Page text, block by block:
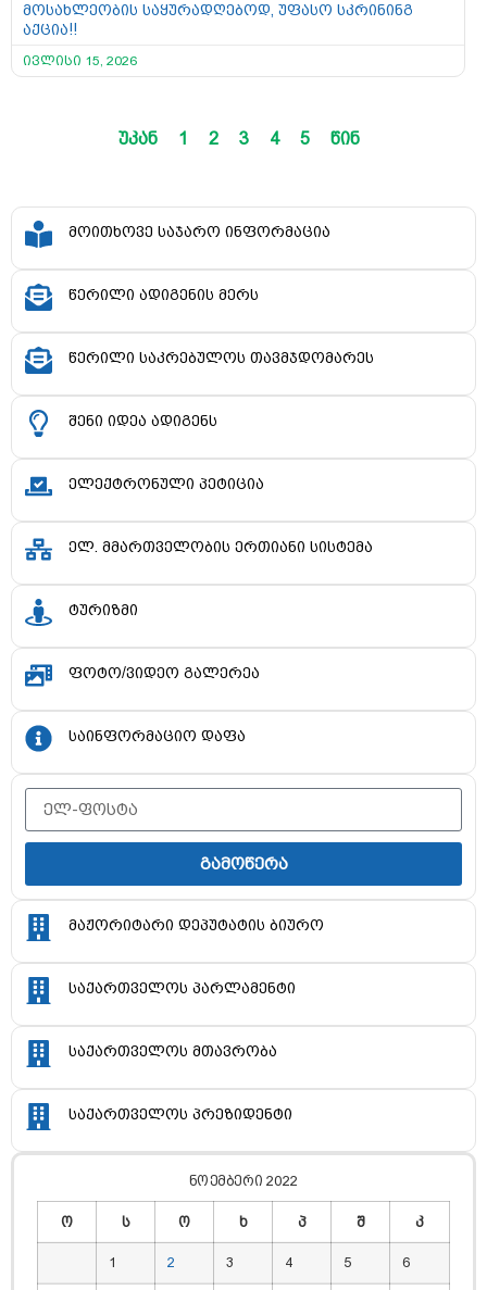
მოსახლეობის საყურადღებოდ, უფასო სკრინინგ
აქცია!!
ივლისი 15, 2026
უკან 1 2 3 4 5 წინ
მოითხოვე საჯარო ინფორმაცია
წერილი ადიგენის მერს
წერილი საკრებულოს თავმჯდომარეს
შენი იდეა ადიგენს
ელექტრონული პეტიცია
ელ. მმართველობის ერთიანი სისტემა
ტურიზმი
ფოტო/ვიდეო გალერეა
საინფორმაციო დაფა
გამოწერა
მაჟორიტარი დეპუტატის ბიურო
საქართველოს პარლამენტი
საქართველოს მთავრობა
საქართველოს პრეზიდენტი
ნოემბერი 2022
ო ს ო ხ პ შ კ
1 2 3 4 5 6